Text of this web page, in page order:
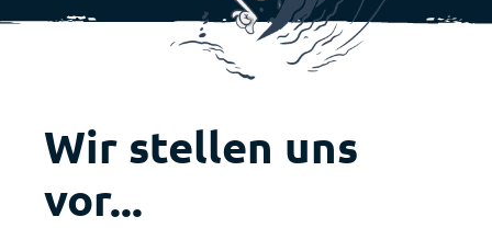
Deutsch Français
Wir stellen uns
vor...